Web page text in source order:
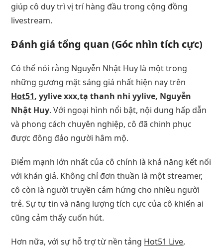
giúp cô duy trì vị trí hàng đầu trong cộng đồng
livestream.
Đánh giá tổng quan (Góc nhìn tích cực)
Có thể nói rằng Nguyễn Nhật Huy là một trong
những gương mặt sáng giá nhất hiện nay trên
Hot51, yylive xxx,tạ thanh nhi yylive, Nguyễn
Nhật Huy. Với ngoại hình nổi bật, nội dung hấp dẫn
và phong cách chuyên nghiệp, cô đã chinh phục
được đông đảo người hâm mộ.
Điểm mạnh lớn nhất của cô chính là khả năng kết nối
với khán giả. Không chỉ đơn thuần là một streamer,
cô còn là người truyền cảm hứng cho nhiều người
trẻ. Sự tự tin và năng lượng tích cực của cô khiến ai
cũng cảm thấy cuốn hút.
Hơn nữa, với sự hỗ trợ từ nền tảng Hot51 Live,